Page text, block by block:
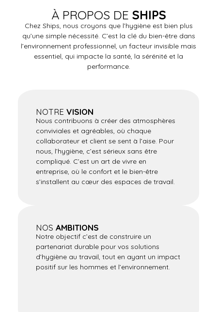
À PROPOS DE SHIPS
Chez Ships, nous croyons que l’hygiène est bien plus
qu’une simple nécessité. C’est la clé du bien-être dans
l’environnement professionnel, un facteur invisible mais
essentiel, qui impacte la santé, la sérénité et la
performance.
NOTREVISION
Nous contribuons à créer des atmosphères
conviviales et agréables, où chaque
collaborateur et client se sent à l’aise. Pour
nous, l’hygiène, c’est sérieux sans être
compliqué. C’est un art de vivre en
entreprise, où le confort et le bien-être
s’installent au cœur des espaces de travail.
NOSAMBITIONS
Notre objectif c’est de construire un
partenariat durable pour vos solutions
d’hygiène au travail, tout en ayant un impact
positif sur les hommes et l’environnement.